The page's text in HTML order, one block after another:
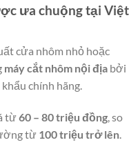
ưa chuộng tại Việt
cửa nhôm nhỏ hoặc
máy cắt nhôm nội địa bởi
chính hãng.
từ60 – 80 triệu đồng , so
từ 100 triệu trở lên